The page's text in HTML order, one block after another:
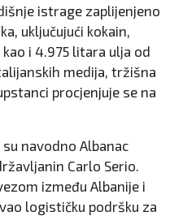
istrage zaplijenjeno
uključujući kokain,
i 4.975 litara ulja od
medija, tržišna
procjenjuje se na
navodno Albanac
Carlo Serio.
između Albanije i
logističku podršku za